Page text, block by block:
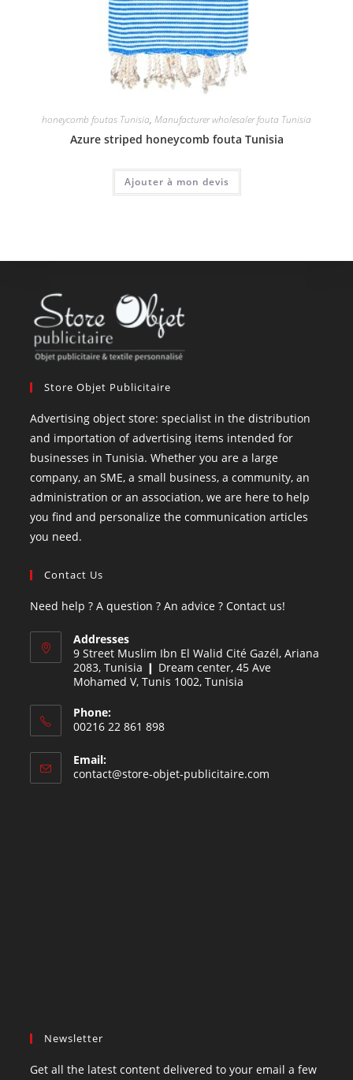
honeycomb foutas Tunisia, Manufacturer wholesaler fouta Tunisia
Azure striped honeycomb fouta Tunisia
Ajouter à mon devis
Store Objet Publicitaire
Advertising object store: specialist in the distribution
and importation of advertising items intended for
businesses in Tunisia. Whether you are a large
company, an SME, a small business, a community, an
administration or an association, we are here to help
you find and personalize the communication articles
you need.
Contact Us
Need help ? A question ? An advice ? Contact us!
Addresses
9 Street Muslim Ibn El Walid Cité Gazél, Ariana
2083, Tunisia ❙ Dream center, 45 Ave
Mohamed V, Tunis 1002, Tunisia
Phone:
00216 22 861 898
Email:
contact@store-objet-publicitaire.com
Newsletter
Get all the latest content delivered to your email a few